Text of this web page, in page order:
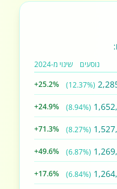
נוסעים שינוי מ-2024
(12.37%)
+25.2%
(8.94%)
+24.9%
(8.27%)
+71.3%
(6.87%)
+49.6%
(6.84%)
+17.6%